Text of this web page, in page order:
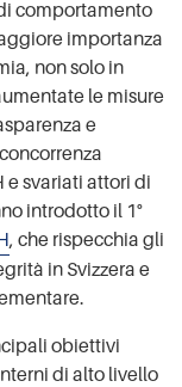
comportamento
importanza
non solo in
le misure
e
e svariati attori di
introdotto il 1°
, che rispecchia gli
in Svizzera e
obiettivi
di alto livello